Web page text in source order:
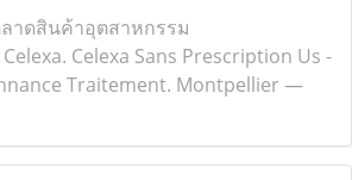
าดสินค้าอุตสาหกรรม
Celexa Sans Prescription Us -
Traitement. Montpellier —